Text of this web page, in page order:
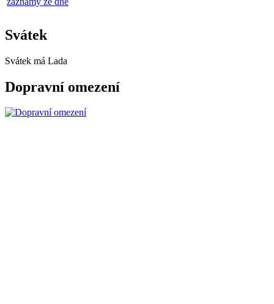
Svátek
Svátek má Lada
Dopravní omezení